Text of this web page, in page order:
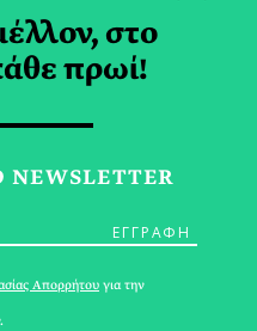
TAG
στο
πρωί!
Απορρήτου για την